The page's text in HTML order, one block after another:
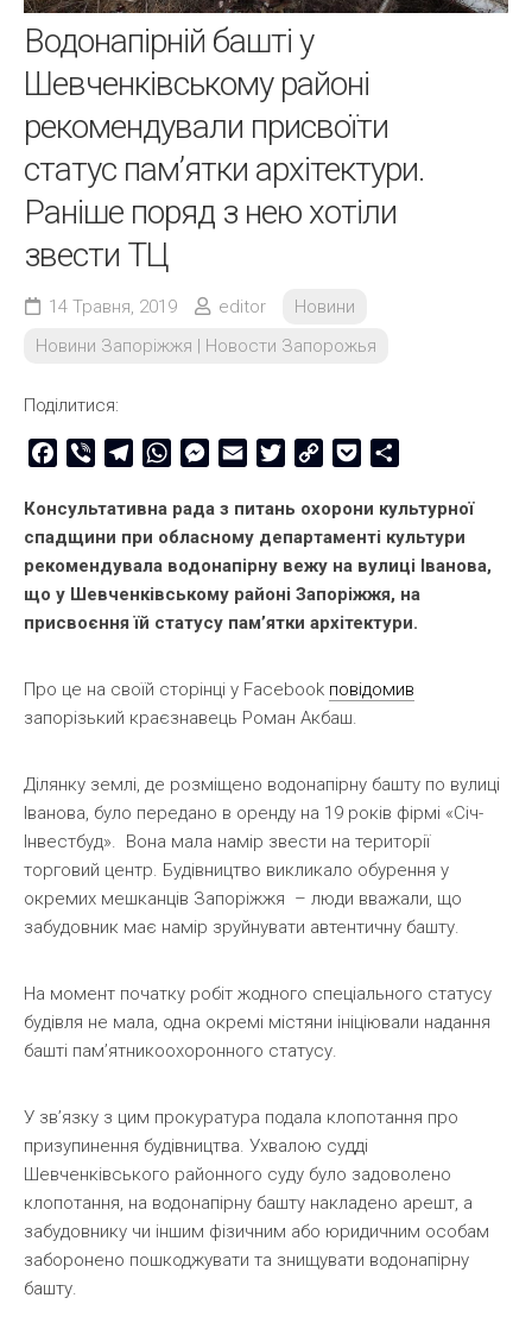
Водонапірній башті у
Шевченківському районі
рекомендували присвоїти
статус пам’ятки архітектури.
Раніше поряд з нею хотіли
звести ТЦ
14 Травня, 2019 editor
Новини
Новини Запоріжжя | Новости Запорожья
Поділитися:
Facebook
Viber TelegramWhatsAppMessenger
Email TwitterCopy
Pocket
Консультативна рада з питань охорони культурної
спадщини при обласному департаменті культури
рекомендувала водонапірну вежу на вулиці Іванова,
що у Шевченківському районі Запоріжжя, на
присвоєння їй статусу пам’ятки архітектури.
Про це на своїй сторінці у Facebook повідомив
запорізький краєзнавець Роман Акбаш.
Ділянку землі, де розміщено водонапірну башту по вулиці
Іванова, було передано в оренду на 19 років фірмі «Січ-
Інвестбуд». Вона мала намір звести на території
торговий центр. Будівництво викликало обурення у
окремих мешканців Запоріжжя – люди вважали, що
забудовник має намір зруйнувати автентичну башту.
На момент початку робіт жодного спеціального статусу
будівля не мала, одна окремі містяни ініціювали надання
башті пам’ятникоохоронного статусу.
У зв’язку з цим прокуратура подала клопотання про
призупинення будівництва. Ухвалою судді
Шевченківського районного суду було задоволено
клопотання, на водонапірну башту накладено арешт, а
забудовнику чи іншим фізичним або юридичним особам
заборонено пошкоджувати та знищувати водонапірну
башту.